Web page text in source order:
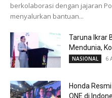
berkolaborasi dengan jajaran
menyalurkan bantuan...
Taruna Ikrar
Mendunia,
NASIONAL 6
Honda
ONE di